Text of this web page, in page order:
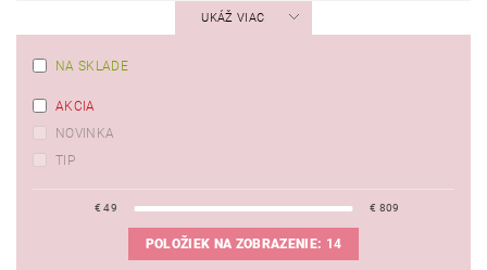
UKÁŽ VIAC
NA SKLADE
AKCIA
NOVINKA
TIP
€49 € 809
POLOŽIEK NA ZOBRAZENIE: 14